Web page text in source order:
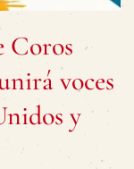
Coros
voces
y